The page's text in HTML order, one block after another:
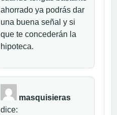
ahorrado ya podrás dar
una buena señal y si
que te concederán la
hipoteca.
masquisieras
dice: